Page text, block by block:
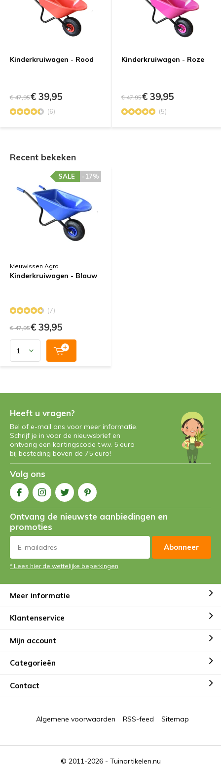
Kinderkruiwagen - Rood
€ 47,95€ 39,95
(6)
Kinderkruiwagen - Roze
€ 47,95€ 39,95
(5)
Recent bekeken
Meuwissen Agro
Kinderkruiwagen - Blauw
-17%
SALE
(7)
€ 47,95€ 39,95
Heeft u vragen?
Bel of e-mail ons voor meer informatie.
Schrijf je in voor de nieuwsbrief en
ontvang een kortingscode t.w.v. 5 euro
bij besteding boven de 75 euro!
Volg ons
Ontvang de nieuwste aanbiedingen en
promoties
Abonneer
* Lees hier de wettelijke beperkingen
Meer informatie
Klantenservice
Mijn account
Categorieën
Contact
© 2011-2026 - Tuinartikelen.nu
Algemene voorwaarden RSS-feed Sitemap